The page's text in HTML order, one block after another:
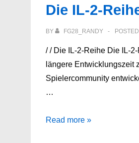
Die IL-2-
BY FG28_RANDY
/ / Die IL-2-Reihe Die IL-
längere Entwicklungszeit
Spielercommunity
…
Die
Read more »